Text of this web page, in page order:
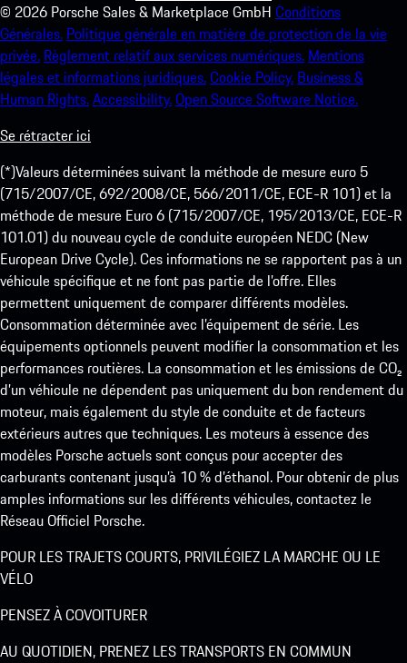
© 2026 Porsche Sales & Marketplace GmbH Conditions
Générales. Politique générale en matière de protection de la vie
privée. Règlement relatif aux services numériques. Mentions
légales et informations juridiques.Cookie Policy. Business &
Human Rights.Accessibility.Open Source Software Notice.
Se rétracter ici
(*)Valeurs déterminées suivant la méthode de mesure euro 5
(715/2007/CE, 692/2008/CE, 566/2011/CE, ECE-R 101) et la
méthode de mesure Euro 6 (715/2007/CE, 195/2013/CE, ECE-R
101.01) du nouveau cycle de conduite européen NEDC (New
European Drive Cycle). Ces informations ne se rapportent pas à un
véhicule spécifique et ne font pas partie de l’offre. Elles
permettent uniquement de comparer différents modèles.
Consommation déterminée avec l’équipement de série. Les
équipements optionnels peuvent modifier la consommation et les
performances routières. La consommation et les émissions de CO₂
d’un véhicule ne dépendent pas uniquement du bon rendement du
moteur, mais également du style de conduite et de facteurs
extérieurs autres que techniques. Les moteurs à essence des
modèles Porsche actuels sont conçus pour accepter des
carburants contenant jusqu’à 10 % d’éthanol. Pour obtenir de plus
amples informations sur les différents véhicules, contactez le
Réseau Officiel Porsche.
POUR LES TRAJETS COURTS, PRIVILÉGIEZ LA MARCHE OU LE
VÉLO
PENSEZ À COVOITURER
AU QUOTIDIEN, PRENEZ LES TRANSPORTS EN COMMUN